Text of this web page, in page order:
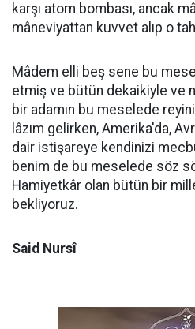
karşı atom bombası, ancak
mâneviyattan kuvvet alıp o
Mâdem elli beş sene bu
etmiş ve bütün dekaikiyle ve
bir adamın bu meselede
lâzım gelirken, Amerika'da,
dair istişareye kendinizi
benim de bu meselede söz
Hamiyetkâr olan bütün bir
bekliyoruz.
Said Nursî